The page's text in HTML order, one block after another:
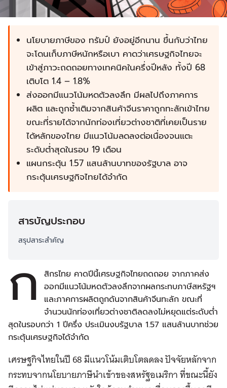
นโยบายภาษีของ ทรัมป์ ยังอยู่อีกนาน ขึ้นกับว่าไทย
จะโดนเก็บภาษีหนักหรือเบา คาดว่าเศรษฐกิจไทยจะ
เข้าสู่ภาวะถดถอยทางเทคนิคในครึ่งปีหลัง ทั้งปี 68
เติบโต 1.4 – 1.8%
ส่งออกมีแนวโน้มหดตัวลงลึก มีผลไปถึงภาคการ
ผลิต และถูกซ้ำเติมจากสินค้าจีนราคาถูกทะลักเข้าไทย
ขณะที่รายได้จากนักท่องเที่ยวต่างชาติที่เคยเป็นราย
ได้หลักของไทย มีแนวโน้มลดลงต่อเนื่องจนแตะ
ระดับต่ำสุดในรอบ 19 เดือน
แผนกระตุ้น 1.57 แสนล้านบาทของรัฐบาล อาจ
กระตุ้นเศรษฐกิจไทยได้จำกัด
สารบัญประกอบ
สรุปสาระสำคัญ
ก
สิกรไทย คาดปีนี้เศรษฐกิจไทยถดถอย จากภาคส่ง
ออกมีแนวโน้มหดตัวลงลึกจากผลกระทบภาษีสหรัฐฯ
และภาคการผลิตถูกดันจากสินค้าจีนทะลัก ขณะที่
จำนวนนักท่องเที่ยวต่างชาติลดลงไม่หยุดแต่ระดับต่ำ
สุดในรอบกว่า 1 ปีครึ่ง ประเมินงบรัฐบาล 1.57 แสนล้านบาทช่วย
กระตุ้นเศรษฐกิจได้จำกัด
เศรษฐกิจไทยในปี 68 มีแนวโน้มเติบโตลดลง ปัจจัยหลักจาก
กระทบจากนโยบายภาษีนำเข้าของสหรัฐอเมริกา ที่ขณะนี้ยัง